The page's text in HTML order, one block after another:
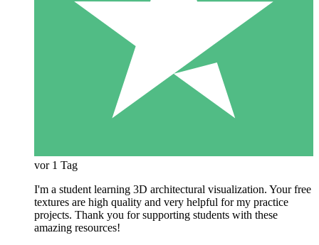
vor 1 Tag
I'm a student learning 3D architectural visualization. Your free
textures are high quality and very helpful for my practice
projects. Thank you for supporting students with these
amazing resources!